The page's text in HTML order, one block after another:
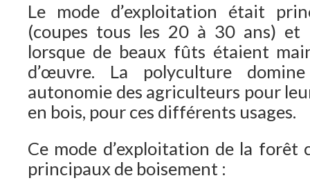
Le mode d’exploitation était
(coupes tous les 20 à 30 ans)
lorsque de beaux fûts étaient
d’œuvre. La polyculture
autonomie des agriculteurs pour
en bois, pour ces différents usages.
Ce mode d’exploitation de la forêt
principaux de boisement :